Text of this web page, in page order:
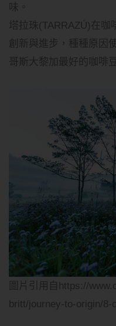
味。
塔拉珠(TARRAZÚ)在咖
創新與進步，種種原因
哥斯大黎加最好的咖啡
圖片引用自https://
britt/journey-to-origin/